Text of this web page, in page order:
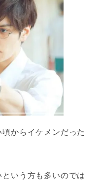
からイケメンだった
いう方も多いのでは